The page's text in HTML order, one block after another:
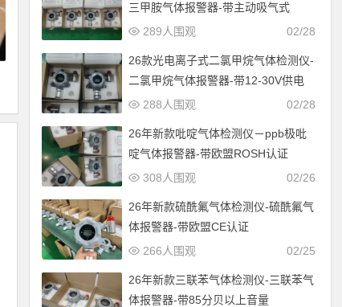
三甲胺气体报警器-带主动吸气式
02/28
289人围观
26款光电离子式二氯甲烷气体检测仪-
二氯甲烷气体报警器-带12-30V供电
02/28
288人围观
26年新款吡啶气体检测仪－ppb极吡
啶气体报警器-带欧盟ROSH认证
02/26
308人围观
26年新款硫酰氟气体检测仪-硫酰氟气
体报警器-带欧盟CE认证
02/25
266人围观
26年新款三联苯气体检测仪-三联苯气
体报警器-带85分贝以上音量